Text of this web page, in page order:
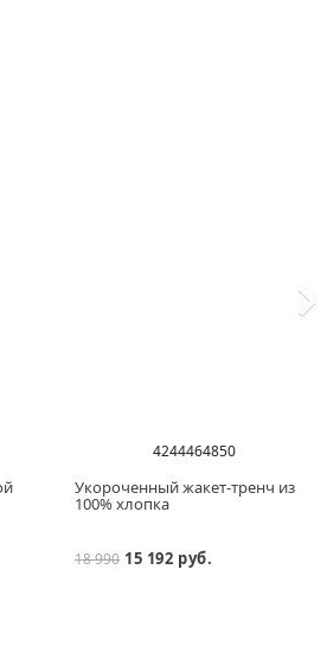
4244464850
Укороченный жакет-тренч из
100% хлопка
18 990 15 192 руб.